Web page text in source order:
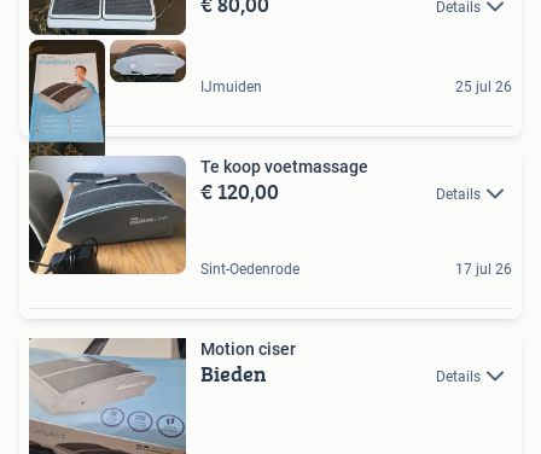
Details
IJmuiden 25 jul 26
Te koop voetmassage
€ 120,00 Details
Sint-Oedenrode 17 jul 26
Motion ciser
Bieden Details